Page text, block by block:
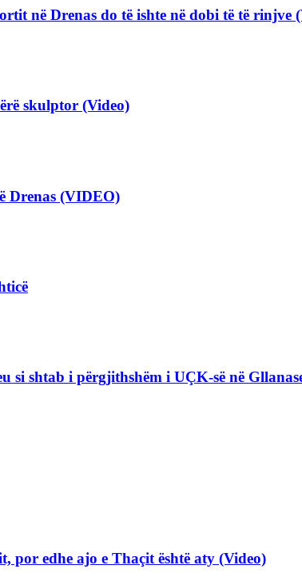
në Drenas do të ishte në dobi të të rinjve
skulptor (Video)
Drenas (VIDEO)
si shtab i përgjithshëm i UÇK-së në
por edhe ajo e Thaçit është aty (Video)